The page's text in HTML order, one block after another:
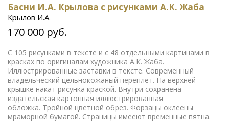
Басни И.А. Крылова с рисунками А.К. Жаба
Крылов И.А.
170 000 руб.
С 105 рисунками в тексте и с 48 отдельными картинами в
красках по оригиналам художника А.К. Жаба.
Иллюстрированные заставки в тексте. Современный
владельческий цельнокожаный переплет. На верхней
крышке накат рисунка краской. Внутри сохранена
издательская картонная иллюстрированная
обложка. Тройной цветной обрез. Форзацы оклеены
мраморной бумагой. Страницы имееют временные пятна.